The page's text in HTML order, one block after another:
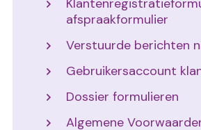
afspraakformulier
Verstuurde berichten
Gebruikersaccount
Dossier formulieren
Algemene